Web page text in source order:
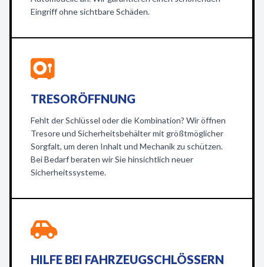
Eingriff ohne sichtbare Schäden.
TRESORÖFFNUNG
Fehlt der Schlüssel oder die Kombination? Wir öffnen
Tresore und Sicherheitsbehälter mit größtmöglicher
Sorgfalt, um deren Inhalt und Mechanik zu schützen.
Bei Bedarf beraten wir Sie hinsichtlich neuer
Sicherheitssysteme.
HILFE BEI FAHRZEUGSCHLÖSSERN